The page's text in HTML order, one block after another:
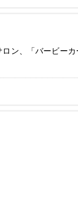
ン、「バービー